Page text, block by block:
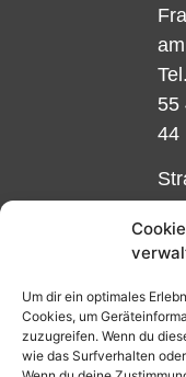
Um dir ein optimales
Cookies, um
zuzugreifen. Wenn du
wie das Surfverhalten
55
44